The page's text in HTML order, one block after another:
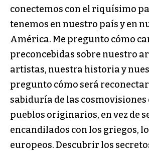
conectemos con el riquísimo
tenemos en nuestro país y en
América. Me pregunto cómo
preconcebidas sobre nuestro
artistas, nuestra historia y
pregunto cómo será
sabiduría de las cosmovisiones
pueblos originarios, en vez de
encandilados con los griegos,
europeos. Descubrir los